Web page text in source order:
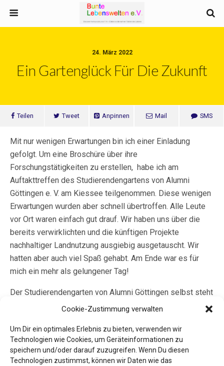
Cookie-Zustimmung verwalten
Um Dir ein optimales Erlebnis zu bieten, verwenden wir
Technologien wie Cookies, um Geräteinformationen zu
speichern und/oder darauf zuzugreifen. Wenn Du diesen
Technologien zustimmst, können wir Daten wie das
24. März 2022
Ein Gartenglück Für Die Zukunft
Teilen Tweet Anpinnen Mail SMS
Mit nur wenigen Erwartungen bin ich einer Einladung
gefolgt. Um eine Broschüre über ihre
Forschungstätigkeiten zu erstellen, habe ich am
Auftakttreffen des Studierendengartens von Alumni
Göttingen e. V. am Kiessee teilgenommen. Diese wenigen
Erwartungen wurden aber schnell übertroffen. Alle Leute
vor Ort waren einfach gut drauf. Wir haben uns über die
bereits verwirklichten und die künftigen Projekte
nachhaltiger Landnutzung ausgiebig ausgetauscht. Wir
hatten aber auch viel Spaß gehabt. Am Ende war es für
mich ein mehr als gelungener Tag!
Der Studierendengarten von Alumni Göttingen selbst steht
für verschiedene Studierende offen, ihre eigenen Projekte
umzusetzen. Mehr zum Alumni-Garten findet ihrhier